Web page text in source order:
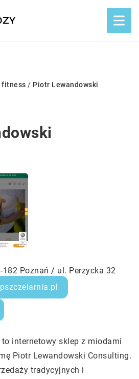
fitness / Piotr Lewandowski
Poznań / ul. Perzycka 32
to internetowy sklep z miodami
Piotr Lewandowski Consulting.
tradycyjnych i